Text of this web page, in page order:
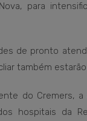
para
de pronto
também
do Cremers,
hospitais da